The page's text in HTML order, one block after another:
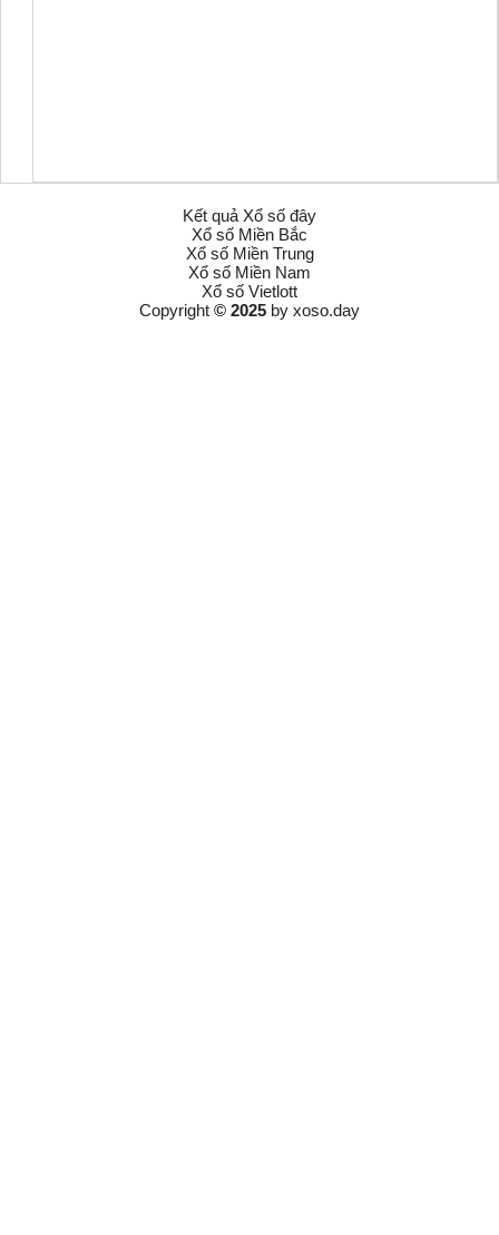
Kết quả Xổ số đây
Xổ số Miền Bắc
Xổ số Miền Trung
Xổ số Miền Nam
Xổ số Vietlott
Copyright © 2025 by xoso.day